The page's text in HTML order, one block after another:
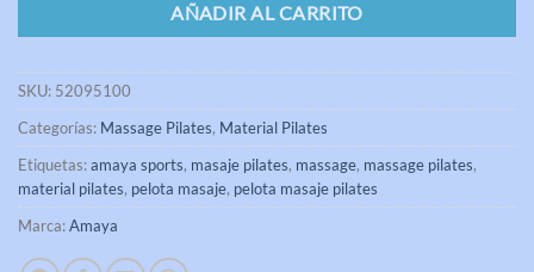
AÑADIR AL CARRITO
SKU: 52095100
Categorías: Massage Pilates, Material Pilates
Etiquetas:amaya sports, masaje pilates, massage, massage pilates,
material pilates, pelota masaje, pelota masaje pilates
Marca:Amaya